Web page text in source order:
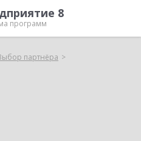
8
программ
партнёра